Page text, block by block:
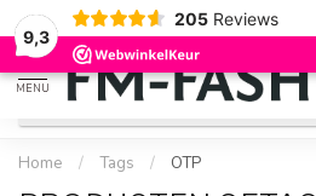
9,3
205 Reviews
Check onzesale artikelenvoor flinke
MENU
Home / Tags / OTP